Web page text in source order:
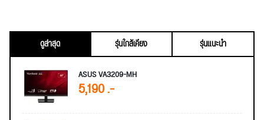
ดูล่าสุด รุ่นใกล้เคียง
รุ่นแนะนำ
ASUS VA3209-MH
5,190 .-